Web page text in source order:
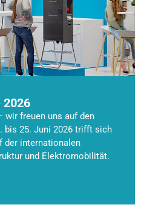
2026
wir freuen uns auf den
bis 25. Juni 2026 trifft sich
der internationalen
und Elektromobilität.